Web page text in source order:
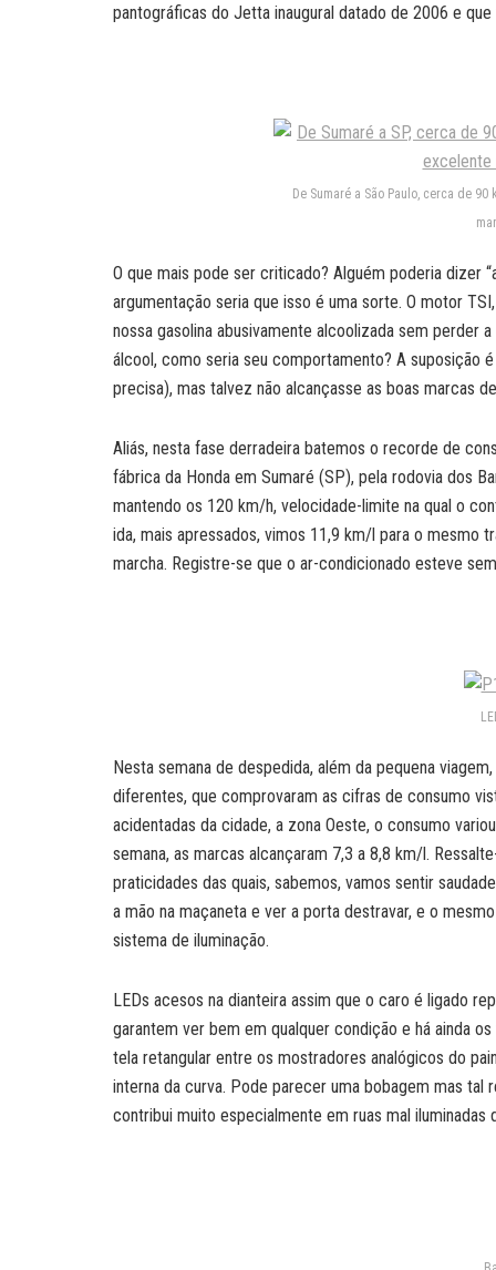
pantográficas do Jetta inaugural datado de 2006 e
De Sumaré a São Paulo, cerca de
O que mais pode ser criticado? Alguém poderia dizer
argumentação seria que isso é uma sorte. O motor
nossa gasolina abusivamente alcoolizada sem perder
álcool, como seria seu comportamento? A suposição
precisa), mas talvez não alcançasse as boas marcas
Aliás, nesta fase derradeira batemos o recorde de
fábrica da Honda em Sumaré (SP), pela rodovia dos
mantendo os 120 km/h, velocidade-limite na qual o
ida, mais apressados, vimos 11,9 km/l para o mesmo
marcha. Registre-se que o ar-condicionado esteve
Nesta semana de despedida, além da pequena
diferentes, que comprovaram as cifras de consumo
acidentadas da cidade, a zona Oeste, o consumo
semana, as marcas alcançaram 7,3 a 8,8 km/l.
praticidades das quais, sabemos, vamos sentir
a mão na maçaneta e ver a porta destravar, e o
sistema de iluminação.
LEDs acesos na dianteira assim que o caro é ligado
garantem ver bem em qualquer condição e há ainda
tela retangular entre os mostradores analógicos do
interna da curva. Pode parecer uma bobagem mas tal
contribui muito especialmente em ruas mal iluminadas